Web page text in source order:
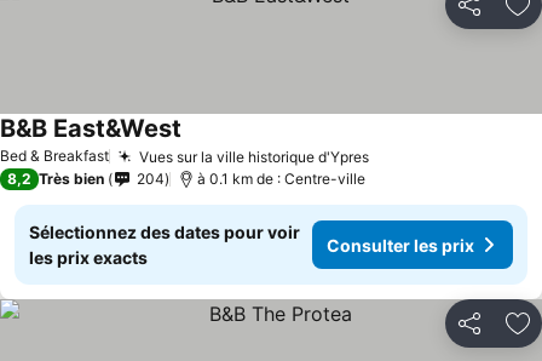
Partager
Bed & Breakfast Vues sur la ville historique d'Ypres
B&B East&West
8,2 Très bien 204 à 0.1 km de : Centre-ville
Sélectionnez des dates pour voir
les prix exacts
Consulter les prix
Partager